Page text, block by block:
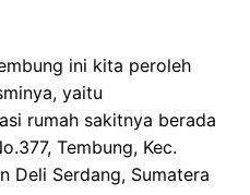
ini kita peroleh
yaitu
rumah sakitnya berada
Tembung, Kec.
Deli Serdang, Sumatera